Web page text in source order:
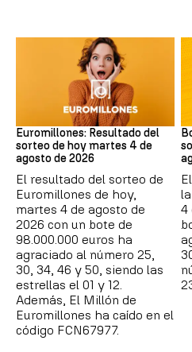
Euromillones
Euromillones: Resultado del
sorteo de hoy martes 4 de
agosto de 2026
El resultado del sorteo de
Euromillones de hoy,
martes 4 de agosto de
2026 con un bote de
98.000.000 euros ha
agraciado al número 25,
30, 34, 46 y 50, siendo las
estrellas el 01 y 12.
Además, El Millón de
Euromillones ha caído en el
código FCN67977.
4